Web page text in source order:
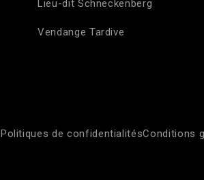
Lieu-dit Schneckenberg
Vendange Tardive
Politiques de confidentialitésConditions